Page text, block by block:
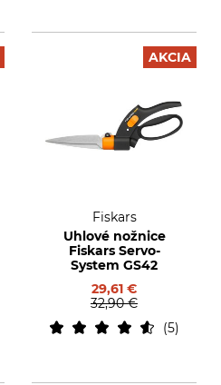
AKCIA
Fiskars
Uhlové nožnice
Fiskars Servo-
System GS42
29,61 €
32,90 €
5